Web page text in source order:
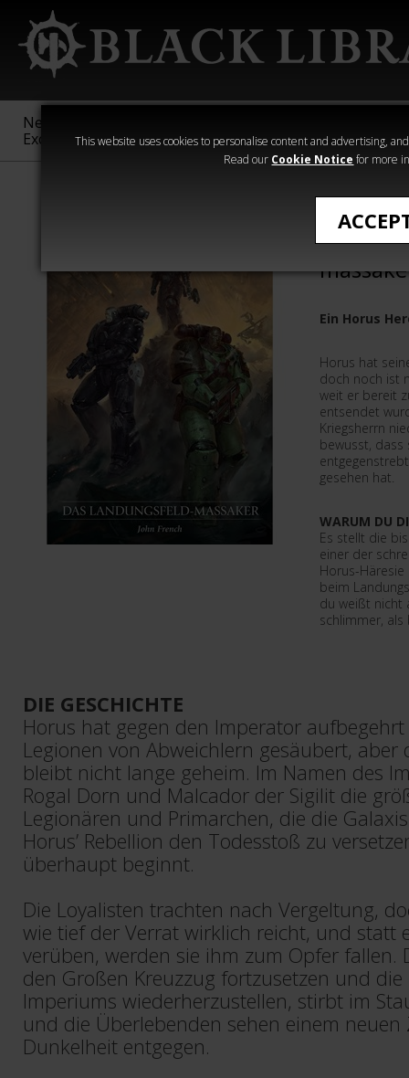
This website uses cookies to personalise content and advertising,
Read our Cookie Notice for more
New &
Exclusive
Sigmar
40,000
Heresy
Das
Ein Horus
Horus hat
doch noch ist
weit er bereit
entsendet
Kriegsherrn
bewusst, dass
gesehen hat.
WARUM DU
Es stellt die
einer der
Horus-Häresie
beim
du weißt nicht
schlimmer, als
DIE GESCHICHTE
Horus hat gegen den Imperator
Legionen von Abweichlern gesäubert, aber
bleibt nicht lange geheim. Im Namen des
Rogal Dorn und Malcador der Sigilit die
Legionären und Primarchen, die die
Horus’ Rebellion den Todesstoß zu
überhaupt beginnt.
Die Loyalisten trachten nach Vergeltung,
wie tief der Verrat wirklich reicht, und statt
verüben, werden sie ihm zum Opfer fallen.
den Großen Kreuzzug fortzusetzen und die
Imperiums wiederherzustellen, stirbt im
und die Überlebenden sehen einem neuen
Dunkelheit entgegen.